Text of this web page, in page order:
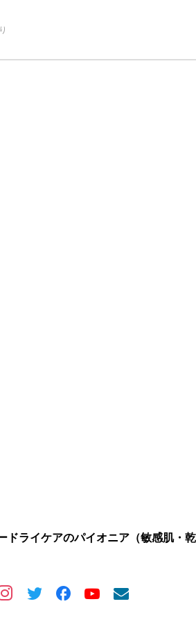
ライケアのパイオニア（敏感肌・乾